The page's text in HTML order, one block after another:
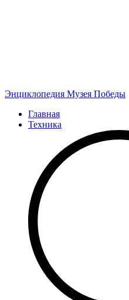
Энциклопедия Музея Победы
Главная
Техника